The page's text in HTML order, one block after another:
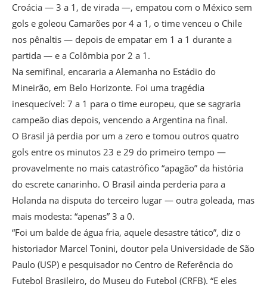
Croácia — 3 a 1, de virada —, empatou com o México sem
gols e goleou Camarões por 4 a 1, o time venceu o Chile
nos pênaltis — depois de empatar em 1 a 1 durante a
partida — e a Colômbia por 2 a 1.
Na semifinal, encararia a Alemanha no Estádio do
Mineirão, em Belo Horizonte. Foi uma tragédia
inesquecível: 7 a 1 para o time europeu, que se sagraria
campeão dias depois, vencendo a Argentina na final.
O Brasil já perdia por um a zero e tomou outros quatro
gols entre os minutos 23 e 29 do primeiro tempo —
provavelmente no mais catastrófico “apagão” da história
do escrete canarinho. O Brasil ainda perderia para a
Holanda na disputa do terceiro lugar — outra goleada, mas
mais modesta: “apenas” 3 a 0.
“Foi um balde de água fria, aquele desastre tático”, diz o
historiador Marcel Tonini, doutor pela Universidade de São
Paulo (USP) e pesquisador no Centro de Referência do
Futebol Brasileiro, do Museu do Futebol (CRFB). “E eles